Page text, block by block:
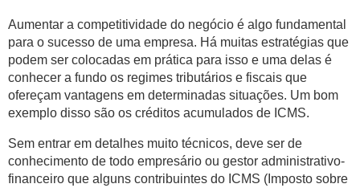
Aumentar a competitividade do negócio é algo fundamental
para o sucesso de uma empresa. Há muitas estratégias que
podem ser colocadas em prática para isso e uma delas é
conhecer a fundo os regimes tributários e fiscais que
ofereçam vantagens em determinadas situações. Um bom
exemplo disso são os créditos acumulados de ICMS.
Sem entrar em detalhes muito técnicos, deve ser de
conhecimento de todo empresário ou gestor administrativo-
financeiro que alguns contribuintes do ICMS (Imposto sobre